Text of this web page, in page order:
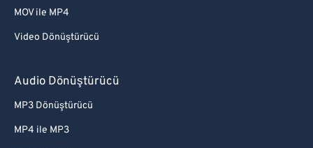
MOV ile MP4
Video Dönüştürücü
Audio Dönüştürücü
MP3 Dönüştürücü
MP4 ile MP3